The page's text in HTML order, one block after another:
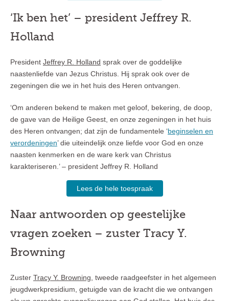
‘Ik ben het’ – president Jeffrey R.
Holland
President Jeffrey R. Holland sprak over de goddelijke
naastenliefde van Jezus Christus. Hij sprak ook over de
zegeningen die we in het huis des Heren ontvangen.
‘Om anderen bekend te maken met geloof, bekering, de doop,
de gave van de Heilige Geest, en onze zegeningen in het huis
des Heren ontvangen; dat zijn de fundamentele ‘beginselen en
verordeningen’ die uiteindelijk onze liefde voor God en onze
naasten kenmerken en de ware kerk van Christus
karakteriseren.’ – president Jeffrey R. Holland
Lees de hele toespraak
Naar antwoorden op geestelijke
vragen zoeken – zuster Tracy Y.
Browning
Zuster Tracy Y. Browning , tweede raadgeefster in het algemeen
jeugdwerkpresidium, getuigde van de kracht die we ontvangen